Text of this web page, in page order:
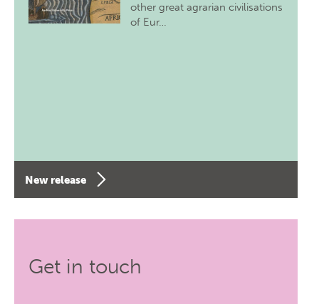
other great agrarian civilisations
of Eur…
New release
Get in touch